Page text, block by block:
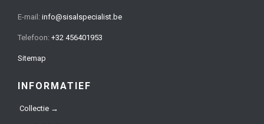
E-mail: info@sisalspecialist.be
Telefoon: +32 456401953
Sitemap
INFORMATIEF
Collectie →